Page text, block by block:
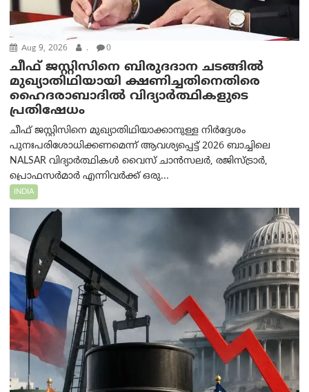
Aug 9, 2026 . 0
ചീഫ് ജസ്റ്റിസിനെ ബിരുദദാന ചടങ്ങില്‍
മുഖ്യാതിഥിയായി ക്ഷണിച്ചതിനെതിരെ
ഹൈദരാബാദില്‍ വിദ്യാർത്ഥികളുടെ
പ്രതിഷേധം
ചീഫ് ജസ്റ്റിസിനെ മുഖ്യാതിഥിയാക്കാനുള്ള നിർദ്ദേശം
പുനഃപരിശോധിക്കണമെന്ന് ആവശ്യപ്പെട്ട് 2026 ബാച്ചിലെ
NALSAR വിദ്യാർത്ഥികൾ വൈസ് ചാൻസലർ, രജിസ്ട്രാർ,
പ്രൊഫസർമാർ എന്നിവർക്ക് ഒരു...
INDIA